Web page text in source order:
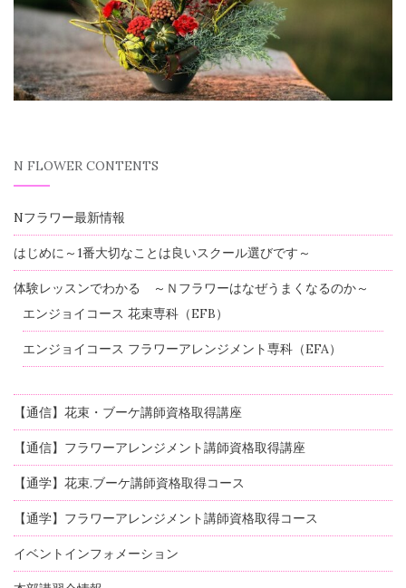
N FLOWER CONTENTS
Nフラワー最新情報
はじめに～1番大切なことは良いスクール選びです～
体験レッスンでわかる ～Ｎフラワーはなぜうまくなるのか～
エンジョイコース 花束専科（EFB）
エンジョイコース フラワーアレンジメント専科（EFA）
【通信】花束・ブーケ講師資格取得講座
【通信】フラワーアレンジメント講師資格取得講座
【通学】花束.ブーケ講師資格取得コース
【通学】フラワーアレンジメント講師資格取得コース
イベントインフォメーション